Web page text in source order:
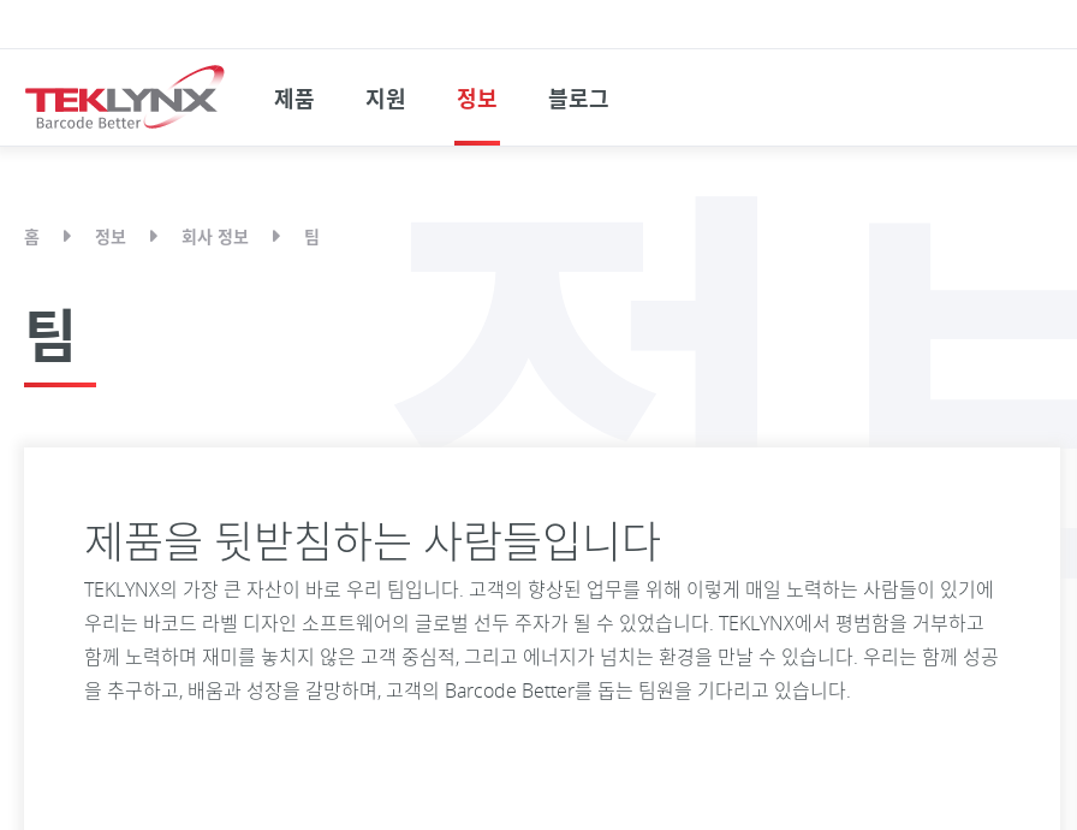
제품 지원 정보 블로그
홈 정보 회사 정보 팀 정
팀
제품을 뒷받침하는 사람들입니다
TEKLYNX의 가장 큰 자산이 바로 우리 팀입니다. 고객의 향상된 업무를 위해 이렇게 매일 노력하는 사람들이 있기에
우리는 바코드 라벨 디자인 소프트웨어의 글로벌 선두 주자가 될 수 있었습니다. TEKLYNX에서 평범함을 거부하고
함께 노력하며 재미를 놓치지 않은 고객 중심적, 그리고 에너지가 넘치는 환경을 만날 수 있습니다. 우리는 함께 성공
을 추구하고, 배움과 성장을 갈망하며, 고객의 Barcode Better를 돕는 팀원을 기다리고 있습니다.